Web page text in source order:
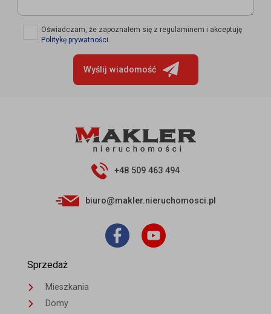
Oświadczam, że zapoznałem się z regulaminem i akceptuję
Politykę prywatności
Wyślij wiadomość
+48 509 463 494
biuro@makler.nieruchomosci.pl
Sprzedaż
Mieszkania
Domy